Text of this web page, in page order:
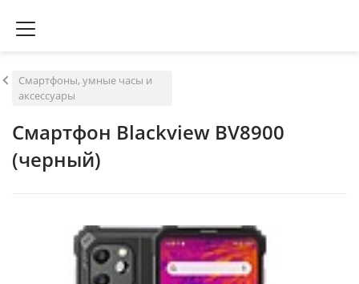
Смартфоны, умные часы и
аксессуары
Смартфон Blackview BV8900
(черный)